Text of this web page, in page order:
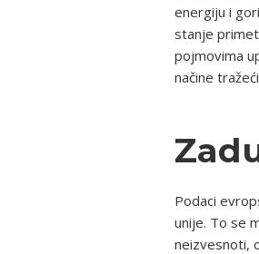
energiju i
stanje
pojmovima
načine tražeći
Podaci
unije. To se
neizvesnoti,